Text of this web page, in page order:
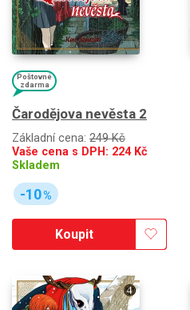
Poštovné
zdarma
Čarodějova nevěsta 2
Základní cena: 249 Kč
Vaše cena s DPH: 224Kč
Skladem
-10%
Koupit